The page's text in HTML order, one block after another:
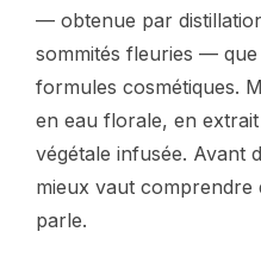
— obtenue par
sommités fleuries —
formules cosmétiques.
en eau florale, en
végétale infusée. Avant
mieux vaut comprendre
parle.